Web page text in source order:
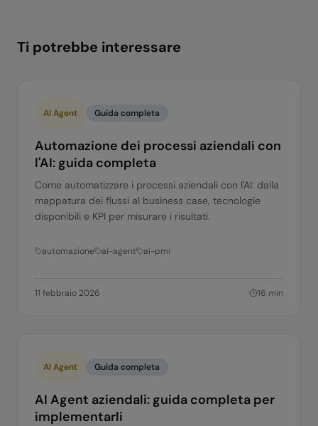
Ti potrebbe interessare
AI Agent Guida completa
Automazione dei processi aziendali con
l'AI: guida completa
Come automatizzare i processi aziendali con l'AI: dalla
mappatura dei flussi al business case, tecnologie
disponibili e KPI per misurare i risultati.
automazione ai-agent ai-pmi
11 febbraio 2026 16 min
AI Agent Guida completa
AI Agent aziendali: guida completa per
implementarli